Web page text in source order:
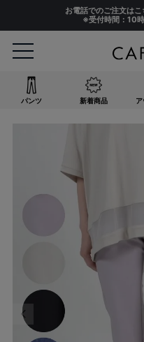
お電話でのご注文はこ
※受付時間：10
パンツ 新着商品